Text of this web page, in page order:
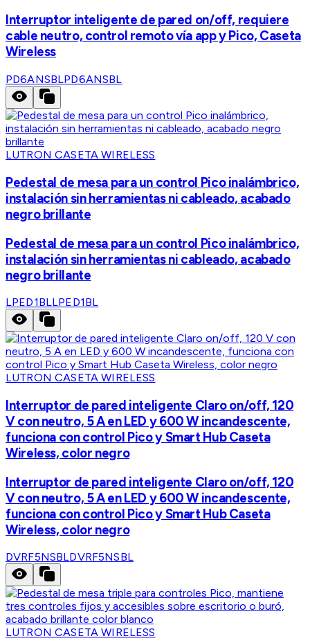
Interruptor inteligente de pared on/off, requiere
cable neutro, control remoto vía app y Pico, Caseta
Wireless
PD6ANSBLPD6ANSBL
LUTRON CASETA WIRELESS
Pedestal de mesa para un control Pico inalámbrico,
instalación sin herramientas ni cableado, acabado
negro brillante
Pedestal de mesa para un control Pico inalámbrico,
instalación sin herramientas ni cableado, acabado
negro brillante
LPED1BLLPED1BL
LUTRON CASETA WIRELESS
Interruptor de pared inteligente Claro on/off, 120
V con neutro, 5 A en LED y 600 W incandescente,
funciona con control Pico y Smart Hub Caseta
Wireless, color negro
Interruptor de pared inteligente Claro on/off, 120
V con neutro, 5 A en LED y 600 W incandescente,
funciona con control Pico y Smart Hub Caseta
Wireless, color negro
DVRF5NSBLDVRF5NSBL
LUTRON CASETA WIRELESS